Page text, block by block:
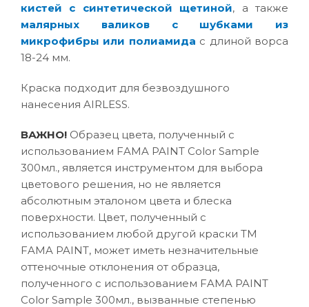
кистей с синтетической щетиной, а также
малярных валиков с шубками из
микрофибры или полиамида с длиной ворса
18-24 мм.
Краска подходит для безвоздушного
нанесения AIRLESS.
ВАЖНО! Образец цвета, полученный с
использованием FAMA PAINT Color Sample
300мл., является инструментом для выбора
цветового решения, но не является
абсолютным эталоном цвета и блеска
поверхности. Цвет, полученный с
использованием любой другой краски ТМ
FAMA PAINT, может иметь незначительные
оттеночные отклонения от образца,
полученного с использованием FAMA PAINT
Color Sample 300мл., вызванные степенью